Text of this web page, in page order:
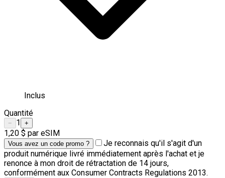
Inclus
Quantité
− 1 +
1,20 $ par eSIM
Vous avez un code promo ?
Je reconnais qu'il s'agit d'un
produit numérique livré immédiatement après l'achat et je
renonce à mon droit de rétractation de 14 jours,
conformément aux Consumer Contracts Regulations 2013.